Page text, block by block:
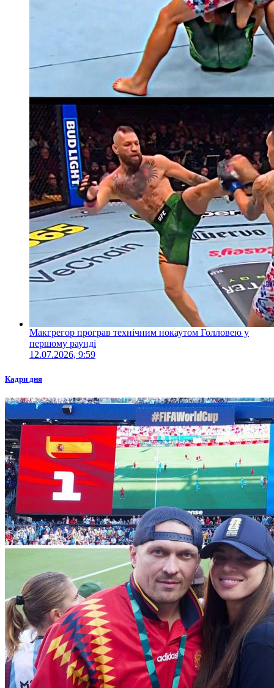
Макгрегор програв технічним нокаутом Голловею у
першому раунді
12.07.2026, 9:59
Кадри дня